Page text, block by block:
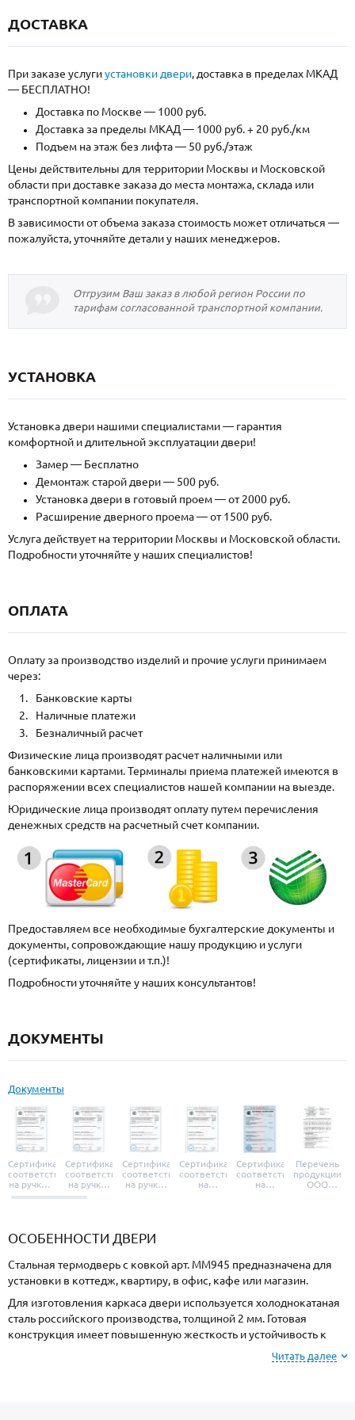
ДОСТАВКА
При заказе услугиустановки двери, доставка в пределах МКАД
— БЕСПЛАТНО!
Доставка по Москве — 1000 руб.
Доставка за пределы МКАД — 1000 руб. + 20 руб./км
Подъем на этаж без лифта — 50 руб./этаж
Цены действительны для территории Москвы и Московской
области при доставке заказа до места монтажа, склада или
транспортной компании покупателя.
В зависимости от объема заказа стоимость может отличаться —
пожалуйста, уточняйте детали у наших менеджеров.
Отгрузим Ваш заказ в любой регион России по
тарифам согласованной транспортной компании.
УСТАНОВКА
Установка двери нашими специалистами — гарантия
комфортной и длительной эксплуатации двери!
Замер — Бесплатно
Демонтаж старой двери — 500 руб.
Установка двери в готовый проем — от 2000 руб.
Расширение дверного проема — от 1500 руб.
Услуга действует на территории Москвы и Московской области.
Подробности уточняйте у наших специалистов!
ОПЛАТА
Оплату за производство изделий и прочие услуги принимаем
через:
Банковские карты
Наличные платежи
Безналичный расчет
Физические лица производят расчет наличными или
банковскими картами. Терминалы приема платежей имеются в
распоряжении всех специалистов нашей компании на выезде.
Юридические лица производят оплату путем перечисления
денежных средств на расчетный счет компании.
Предоставляем все необходимые бухгалтерские документы и
документы, сопровождающие нашу продукцию и услуги
(сертификаты, лицензии и т.п.)!
Подробности уточняйте у наших консультантов!
ДОКУМЕНТЫ
Документы
Сертификат
соответствия
на ручки и
броненакладки
Сертификат
соответствия
на ручки-
защелки
Сертификат
соответствия
на ручки-
Сертификат
соответствия
на
Сертификат
соответствия
на
Перечень
продукции
ООО
ОСОБЕННОСТИ ДВЕРИ
Стальная термодверь с ковкой арт. ММ945 предназначена для
установки в коттедж, квартиру, в офис, кафе или магазин.
Для изготовления каркаса двери используется холоднокатаная
сталь российского производства, толщиной 2 мм. Готовая
конструкция имеет повышенную жесткость и устойчивость к
Читать далее